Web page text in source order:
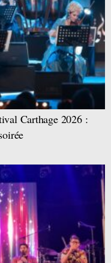
Carthage 2026 :